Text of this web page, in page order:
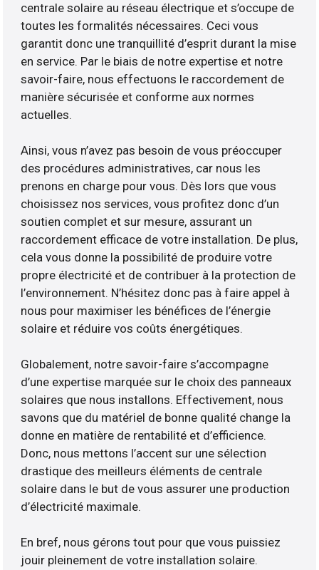
centrale solaire au réseau électrique et s’occupe de
toutes les formalités nécessaires. Ceci vous
garantit donc une tranquillité d’esprit durant la mise
en service. Par le biais de notre expertise et notre
savoir-faire, nous effectuons le raccordement de
manière sécurisée et conforme aux normes
actuelles.
Ainsi, vous n’avez pas besoin de vous préoccuper
des procédures administratives, car nous les
prenons en charge pour vous. Dès lors que vous
choisissez nos services, vous profitez donc d’un
soutien complet et sur mesure, assurant un
raccordement efficace de votre installation. De plus,
cela vous donne la possibilité de produire votre
propre électricité et de contribuer à la protection de
l’environnement. N’hésitez donc pas à faire appel à
nous pour maximiser les bénéfices de l’énergie
solaire et réduire vos coûts énergétiques.
Globalement, notre savoir-faire s’accompagne
d’une expertise marquée sur le choix des panneaux
solaires que nous installons. Effectivement, nous
savons que du matériel de bonne qualité change la
donne en matière de rentabilité et d’efficience.
Donc, nous mettons l’accent sur une sélection
drastique des meilleurs éléments de centrale
solaire dans le but de vous assurer une production
d’électricité maximale.
En bref, nous gérons tout pour que vous puissiez
jouir pleinement de votre installation solaire.